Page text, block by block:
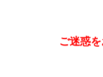
ご迷惑